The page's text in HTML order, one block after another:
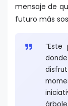
mensaje de
futuro más